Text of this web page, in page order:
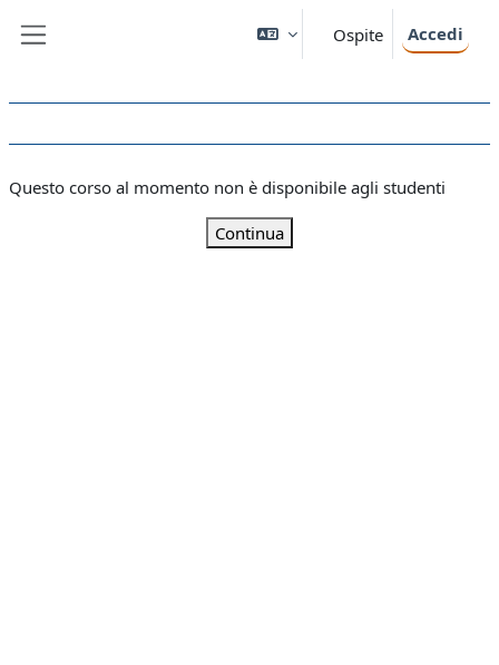
Ospite Accedi
Questo corso al momento non è disponibile agli studenti
Continua